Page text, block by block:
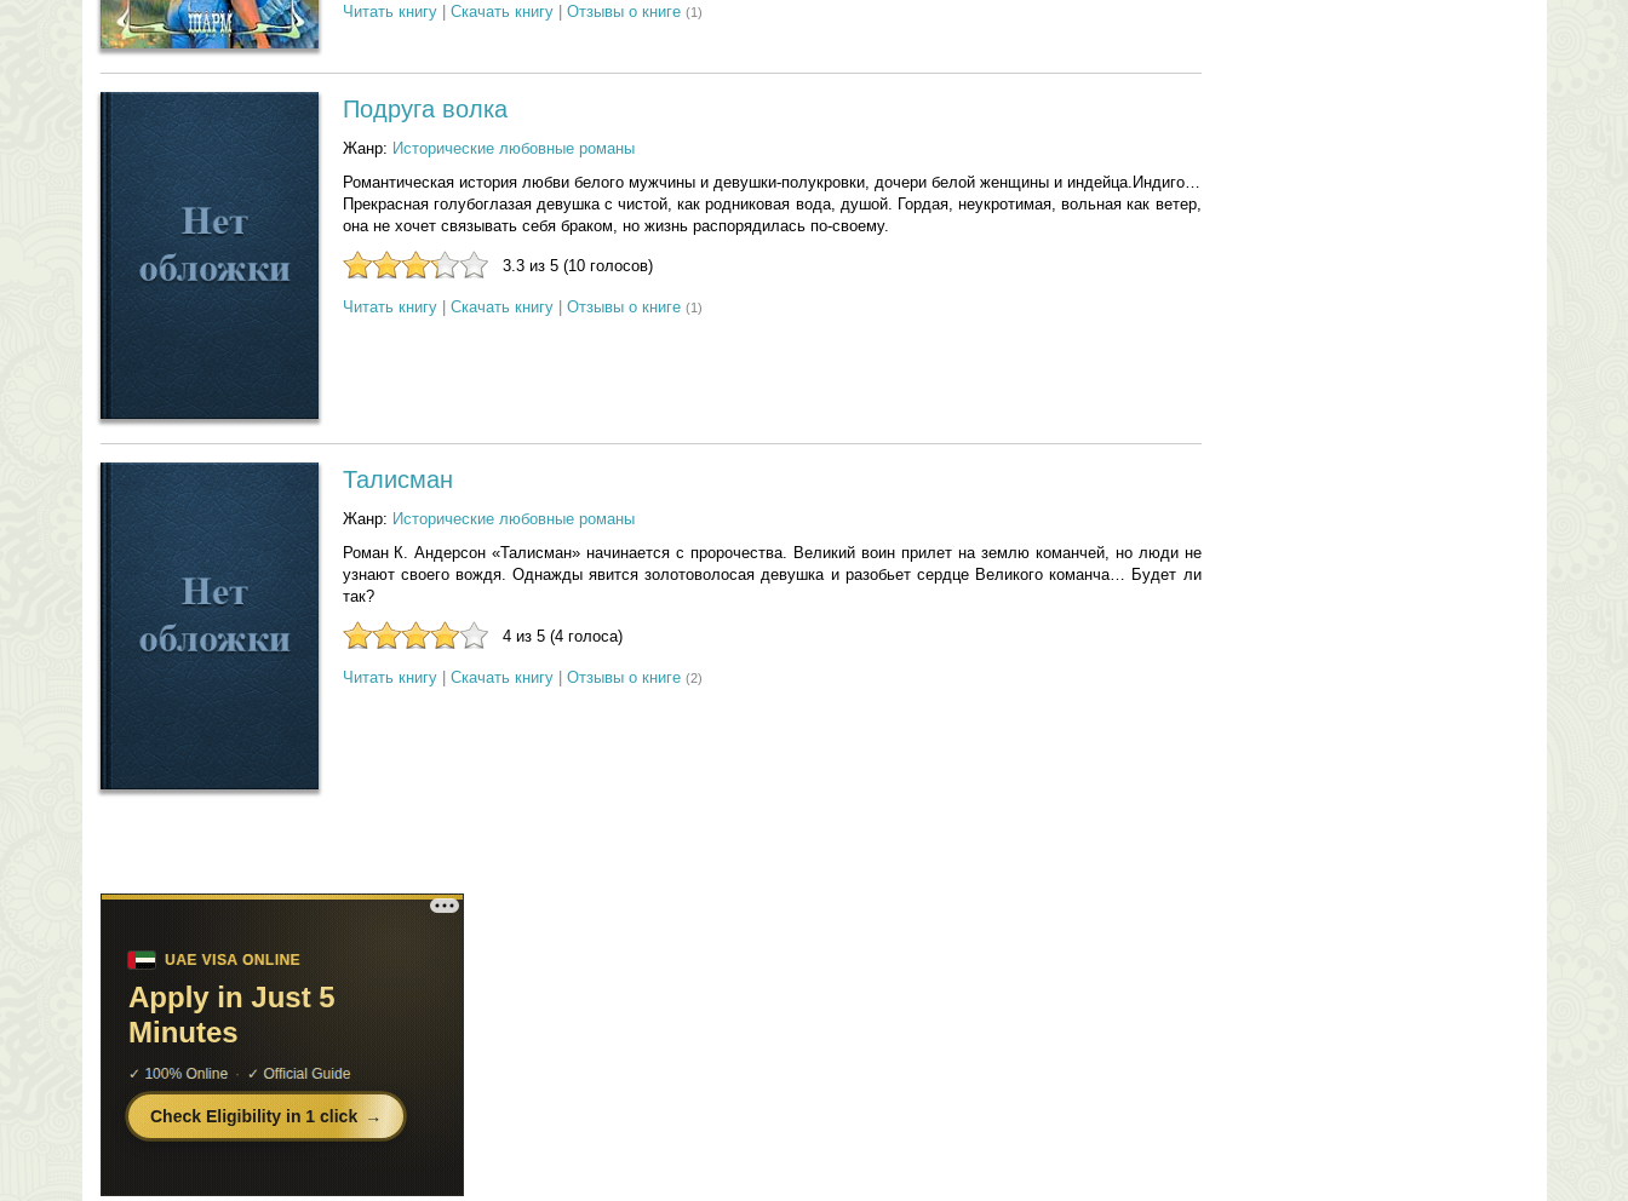
Читать книгу| Скачать книгу| Отзывы о книге (1)
Подруга волка
Жанр: Исторические любовные романы
Романтическая история любви белого мужчины и девушки-полукровки, дочери белой женщины и индейца.Индиго…
Прекрасная голубоглазая девушка с чистой, как родниковая вода, душой. Гордая, неукротимая, вольная как ветер,
она не хочет связывать себя браком, но жизнь распорядилась по-своему.
3.3 из 5 (10 голосов)
Читать книгу| Скачать книгу| Отзывы о книге (1)
Талисман
Жанр: Исторические любовные романы
Роман К. Андерсон «Талисман» начинается с пророчества. Великий воин прилет на землю команчей, но люди не
узнают своего вождя. Однажды явится золотоволосая девушка и разобьет сердце Великого команча… Будет ли
так?
4 из 5 (4 голоса)
Читать книгу| Скачать книгу| Отзывы о книге (2)